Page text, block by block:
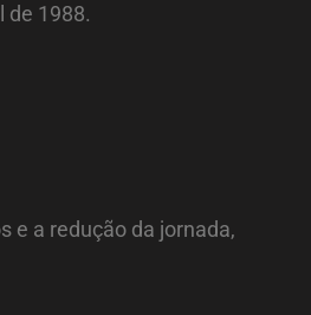
de 1988.
e a redução da jornada,